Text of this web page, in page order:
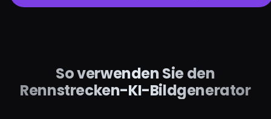
So verwenden Sie den
Rennstrecken-KI-Bildgenerator